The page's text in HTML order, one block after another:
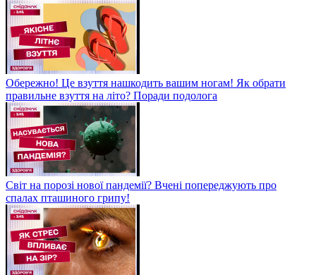
Обережно! Це взуття нашкодить вашим ногам! Як обрати
правильне взуття на літо? Поради подолога
Світ на порозі нової пандемії? Вчені попереджують про
спалах пташиного грипу!